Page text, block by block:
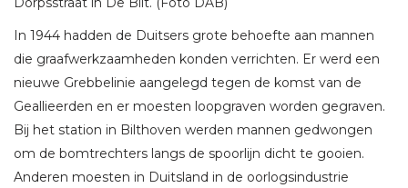
In 1944 hadden de Duitsers grote behoefte aan mannen
die graafwerkzaamheden konden verrichten. Er werd een
nieuwe Grebbelinie aangelegd tegen de komst van de
Geallieerden en er moesten loopgraven worden gegraven.
Bij het station in Bilthoven werden mannen gedwongen
om de bomtrechters langs de spoorlijn dicht te gooien.
Anderen moesten in Duitsland in de oorlogsindustrie